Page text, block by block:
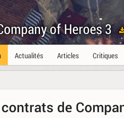
of Heroes 3
Actualités Articles Critiques
de